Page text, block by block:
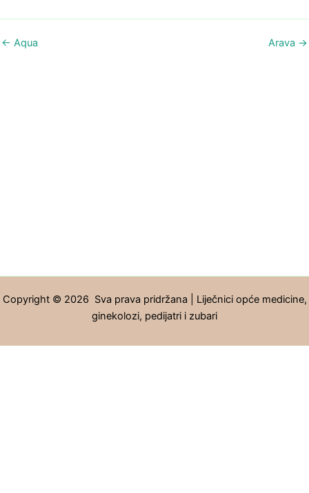
← Aqua Arava →
Copyright © 2026 Sva prava pridržana | Liječnici opće medicine,
ginekolozi, pedijatri i zubari